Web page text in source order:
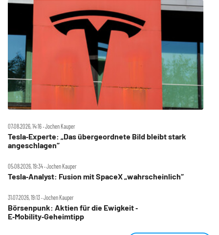
07.08.2026, 14:16 ‧ Jochen Kauper
Tesla‑Experte: „Das übergeordnete Bild bleibt stark
angeschlagen“
05.08.2026, 19:34 ‧ Jochen Kauper
Tesla‑Analyst: Fusion mit SpaceX „wahrscheinlich“
31.07.2026, 19:13 ‧ Jochen Kauper
Börsenpunk: Aktien für die Ewigkeit ‑
E‑Mobility‑Geheimtipp